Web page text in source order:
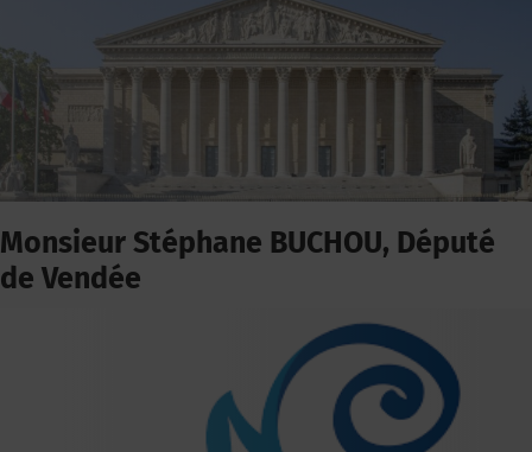
Monsieur Stéphane BUCHOU, Député
de Vendée